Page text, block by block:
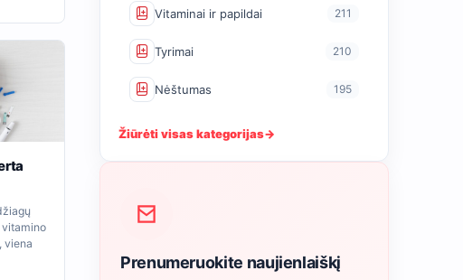
vitamino
viena
Vitaminai ir papildai 211
Tyrimai 210
Nėštumas 195
Žiūrėti visas kategorijas→
Prenumeruokite naujienlaiškį